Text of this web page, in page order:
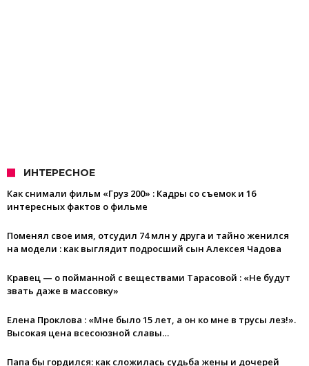
ИНТЕРЕСНОЕ
Как снимали фильм «Груз 200» : Кадры со съемок и 16
интересных фактов о фильме
Поменял свое имя, отсудил 74 млн у друга и тайно женился
на модели : как выглядит подросший сын Алексея Чадова
Кравец — о пойманной с веществами Тарасовой : «Не будут
звать даже в массовку»
Елена Проклова : «Мне было 15 лет, а он ко мне в трусы лез!».
Высокая цена всесоюзной славы…
Папа бы гордился: как сложилась судьба жены и дочерей